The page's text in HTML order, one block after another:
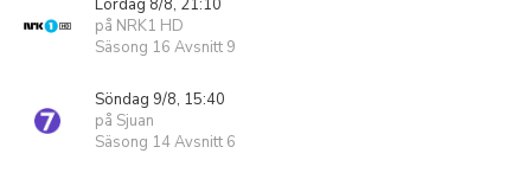
Lördag 8/8, 21:10
på NRK1 HD
Säsong 16 Avsnitt 9
Söndag 9/8, 15:40
på Sjuan
Säsong 14 Avsnitt 6